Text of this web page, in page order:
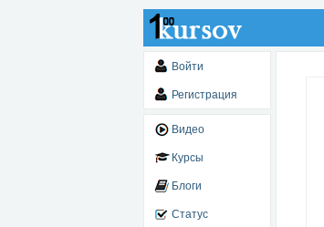
Войти
Регистрация
Видео
Курсы
Блоги
Статус